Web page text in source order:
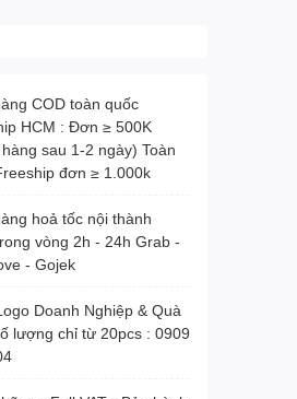
COD toàn quốc
HCM : Đơn ≥ 500K
sau 1-2 ngày) Toàn
đơn ≥ 1.000k
hoả tốc nội thành
vòng 2h - 24h Grab -
- Gojek
Doanh Nghiệp & Quà
lượng chỉ từ 20pcs : 0909